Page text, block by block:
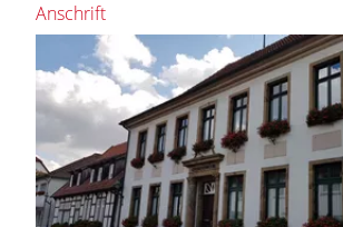
Anschrift